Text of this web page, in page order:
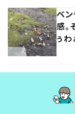
ベ
感。
ぅわ